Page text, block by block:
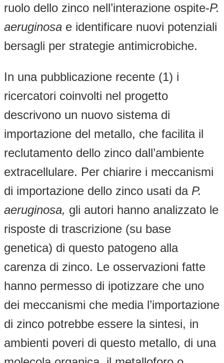
ruolo dello zinco nell’interazione ospite-P.
aeruginosa e identificare nuovi potenziali
bersagli per strategie antimicrobiche.
In una pubblicazione recente (1) i
ricercatori coinvolti nel progetto
descrivono un nuovo sistema di
importazione del metallo, che facilita il
reclutamento dello zinco dall’ambiente
extracellulare. Per chiarire i meccanismi
di importazione dello zinco usati da P.
aeruginosa, gli autori hanno analizzato le
risposte di trascrizione (su base
genetica) di questo patogeno alla
carenza di zinco. Le osservazioni fatte
hanno permesso di ipotizzare che uno
dei meccanismi che media l’importazione
di zinco potrebbe essere la sintesi, in
ambienti poveri di questo metallo, di una